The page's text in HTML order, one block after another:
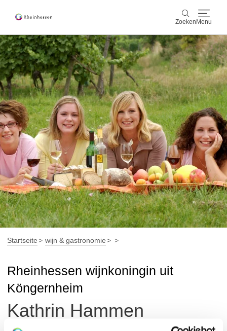
Zoeken Menu
Zoeken
wijn & gastronomie
actief & natuur
Cultuur & Steden
Events
reservering & service
Rheinhessen-Blog kaart
Startseite wijn & gastronomie
Rheinhessen wijnkoningin uit
Köngernheim
Kathrin Hammen